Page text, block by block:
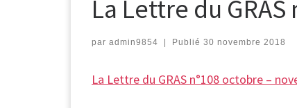
La Lettre du
par admin9854 Publié 30 novembre 2018
La Lettre du GRAS n°108 octobre –